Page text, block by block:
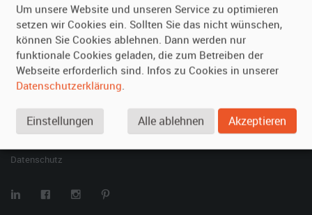
Fragen für Vermieter
Inserat verwalten
Kontakt
SPECIAL
Berühmte Filmautos –
unsere Top 10 ...
Datenschutz
Um unsere Website und unseren Service zu optimieren
setzen wir Cookies ein. Sollten Sie das nicht wünschen,
können Sie Cookies ablehnen. Dann werden nur
funktionale Cookies geladen, die zum Betreiben der
Webseite erforderlich sind. Infos zu Cookies in unserer
Datenschutzerklärung.
Einstellungen Alle ablehnen Akzeptieren